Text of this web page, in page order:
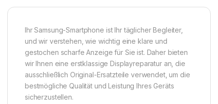
Ihr Samsung-Smartphone ist Ihr täglicher Begleiter,
und wir verstehen, wie wichtig eine klare und
gestochen scharfe Anzeige für Sie ist. Daher bieten
wir Ihnen eine erstklassige Displayreparatur an, die
ausschließlich Original-Ersatzteile verwendet, um die
bestmögliche Qualität und Leistung Ihres Geräts
sicherzustellen.